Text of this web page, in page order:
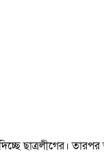
ছাত্রলীগের।